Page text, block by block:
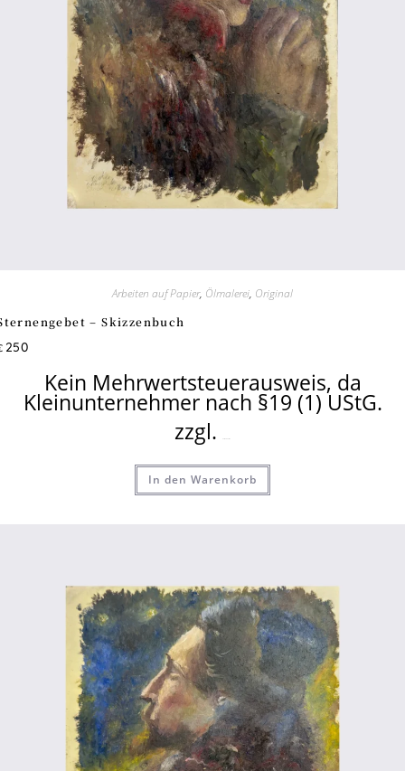
Arbeiten auf Papier, Ölmalerei, Original
– Skizzenbuch
250
Kein Mehrwertsteuerausweis, da
Kleinunternehmer nach §19 (1) UStG.
zzgl.
In den Warenkorb